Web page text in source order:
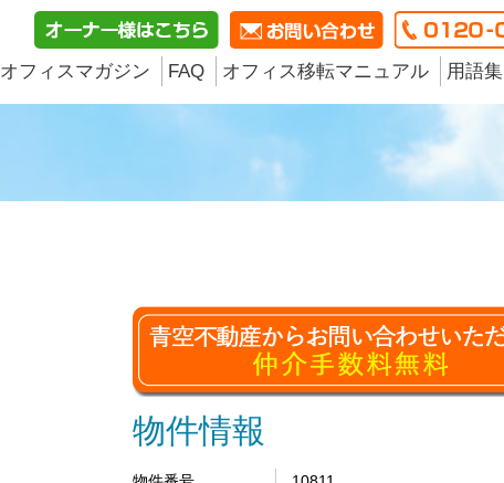
オフィスマガジン FAQ オフィス移転マニュアル 用語集
物件情報